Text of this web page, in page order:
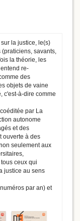
la justice, le(s)
savants,
la théorie, les
re-
des
objets de vaine
c'est-à-dire comme
par La
autonome
et des
ouverte à des
seulement aux
ceux qui
justice au sens
par an) et